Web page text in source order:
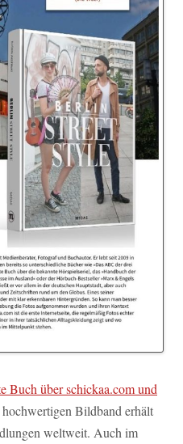
Buch über schickaa.com und
Bildband erhält
weltweit. Auch im